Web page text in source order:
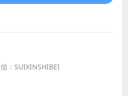
：SUIXINSHIBEI